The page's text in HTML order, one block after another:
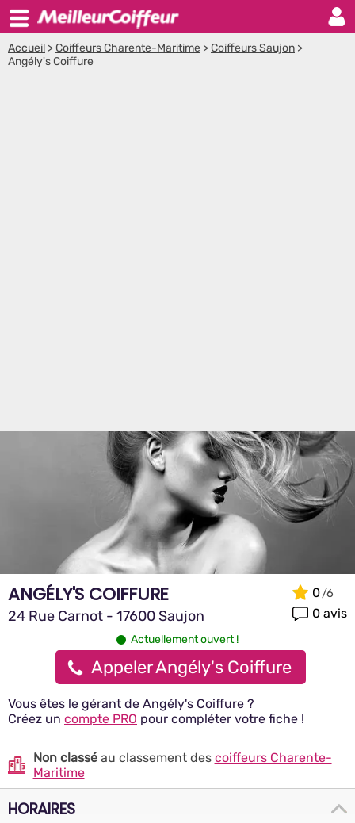
Accueil >Coiffeurs Charente-Maritime >Coiffeurs Saujon >
Angély's Coiffure
ANGÉLY'S COIFFURE
24 Rue Carnot - 17600 Saujon
0
0 avis
Actuellement ouvert !
Appeler Angély's Coiffure
Vous êtes le gérant de Angély's Coiffure ?
Créez un compte PRO pour compléter votre fiche !
Non classéau classement des coiffeurs Charente-
Maritime
HORAIRES